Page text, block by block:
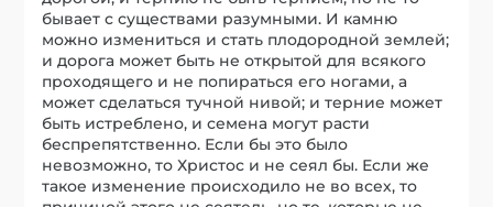
бывает с существами разумными. И камню
можно измениться и стать плодородной землей;
и дорога может быть не открытой для всякого
проходящего и не попираться его ногами, а
может сделаться тучной нивой; и терние может
быть истреблено, и семена могут расти
беспрепятственно. Если бы это было
невозможно, то Христос и не сеял бы. Если же
такое изменение происходило не во всех, то